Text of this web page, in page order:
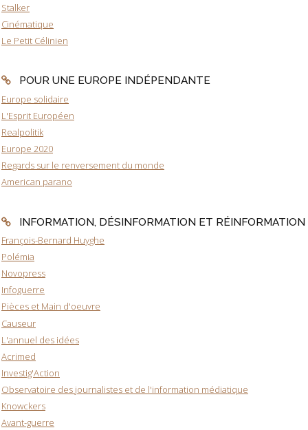
Stalker
Cinématique
Le Petit Célinien
POUR UNE EUROPE INDÉPENDANTE
Europe solidaire
L'Esprit Européen
Realpolitik
Europe 2020
Regards sur le renversement du monde
American parano
INFORMATION, DÉSINFORMATION ET RÉINFORMATION
François-Bernard Huyghe
Polémia
Novopress
Infoguerre
Pièces et Main d'oeuvre
Causeur
L'annuel des idées
Acrimed
Investig'Action
Observatoire des journalistes et de l'information médiatique
Knowckers
Avant-guerre